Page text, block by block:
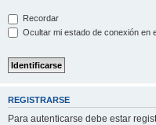
Recordar
Ocultar mi estado de conexión en
REGISTRARSE
Para autenticarse debe estar